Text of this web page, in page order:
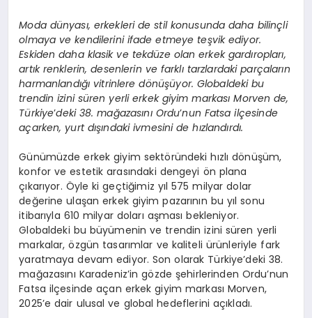
Moda dünyası, erkekleri de stil konusunda daha bilinçli
olmaya ve kendilerini ifade etmeye teşvik ediyor.
Eskiden daha klasik ve tekdüze olan erkek gardıropları,
artık renklerin, desenlerin ve farklı tarzlardaki parçaların
harmanlandığı vitrinlere dönüşüyor. Globaldeki bu
trendin izini süren yerli erkek giyim markası Morven de,
Türkiye’deki 38. mağazasını Ordu’nun Fatsa ilçesinde
açarken, yurt dışındaki ivmesini de hızlandırdı.
Günümüzde erkek giyim sektöründeki hızlı dönüşüm,
konfor ve estetik arasındaki dengeyi ön plana
çıkarıyor. Öyle ki geçtiğimiz yıl 575 milyar dolar
değerine ulaşan erkek giyim pazarının bu yıl sonu
itibarıyla 610 milyar doları aşması bekleniyor.
Globaldeki bu büyümenin ve trendin izini süren yerli
markalar, özgün tasarımlar ve kaliteli ürünleriyle fark
yaratmaya devam ediyor. Son olarak Türkiye’deki 38.
mağazasını Karadeniz’in gözde şehirlerinden Ordu’nun
Fatsa ilçesinde açan erkek giyim markası Morven,
2025’e dair ulusal ve global hedeflerini açıkladı.